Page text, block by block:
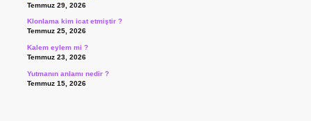
Temmuz 29, 2026
Klonlama kim icat etmiştir ?
Temmuz 25, 2026
Kalem eylem mi ?
Temmuz 23, 2026
Yutmanın anlamı nedir ?
Temmuz 15, 2026